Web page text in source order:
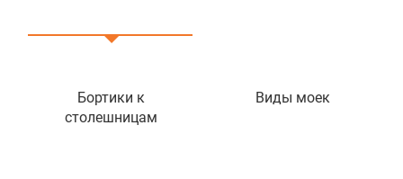
Бортики к
столешницам
Виды моек